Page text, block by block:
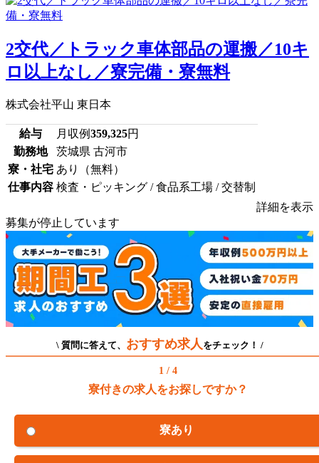
2交代／トラック車体部品の運搬／10キ
ロ以上なし／寮完備・寮無料
株式会社平山 東日本
給与 月収例359,325円
勤務地
茨城県 古河市
寮・社宅 あり（無料）
仕事内容 検査・ピッキング / 食品系工場 / 交替制
詳細を表示
募集が停止しています
\ 質問に答えて、 おすすめ求人 をチェック！ /
1 / 4
寮付きの求人をお探しですか？
寮あり